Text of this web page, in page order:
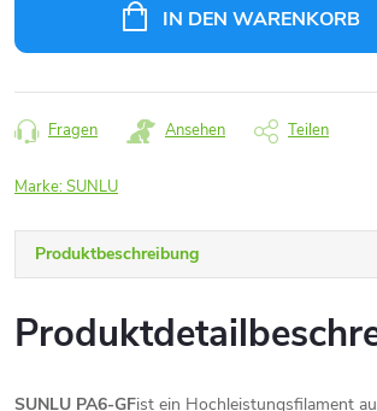
IN DEN WARENKORB
Fragen Ansehen Teilen
Marke:SUNLU
Produktbeschreibung
SUNLU PA6-GFist ein Hochleistungsfilament